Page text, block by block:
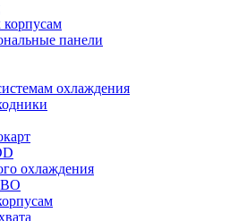
панели
охлаждения
охлаждения